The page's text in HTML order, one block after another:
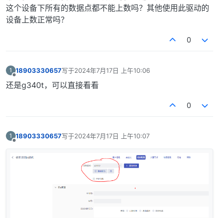
这个设备下所有的数据点都不能上数吗？其他使用此驱动的
设备上数正常吗？
0
1 18903330657写于2024年7月17日 上午10:06
最后由 编辑
还是g340t，可以直接看看
0
1 18903330657写于2024年7月17日 上午10:07
最后由 编辑